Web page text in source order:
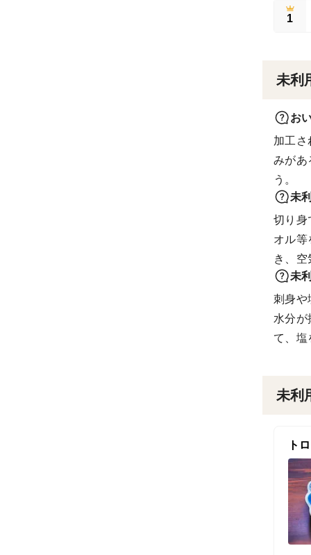
1
未利
お
加工さ
みがあ
う。
未
切り身
オル等
き、
未
刺身や
水分が
て、塩
未利
ト